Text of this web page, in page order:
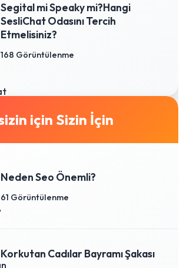
Segital mi Speaky mi?Hangi
SesliChat Odasını Tercih
Etmelisiniz?
168 Görüntülenme
Sizin İçin
Neden Seo Önemli?
61 Görüntülenme
Korkutan Cadılar Bayramı Şakası